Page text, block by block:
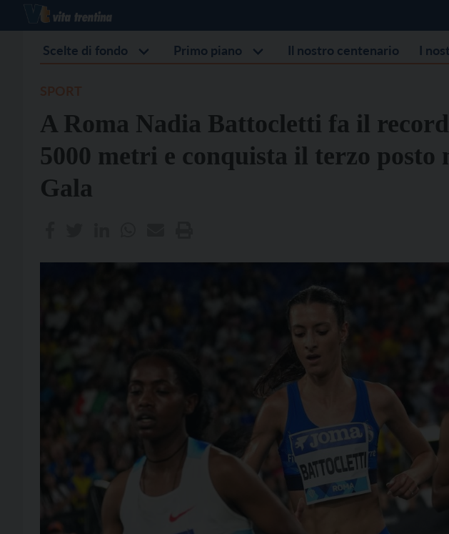
Scelte di fondo Primo piano Il nostro centenario I
A Roma Nadia Battocletti fa il
5000 metri e conquista il terzo posto
Gala